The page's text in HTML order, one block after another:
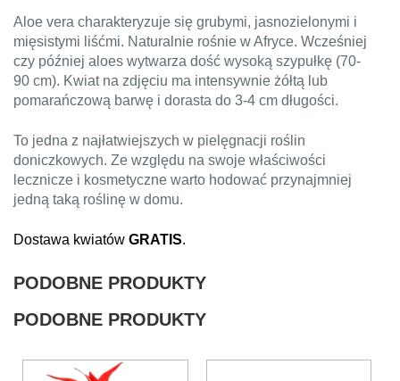
Aloe vera charakteryzuje się grubymi, jasnozielonymi i
mięsistymi liśćmi. Naturalnie rośnie w Afryce. Wcześniej
czy później aloes wytwarza dość wysoką szypułkę (70-
90 cm). Kwiat na zdjęciu ma intensywnie żółtą lub
pomarańczową barwę i dorasta do 3-4 cm długości.
To jedna z najłatwiejszych w pielęgnacji roślin
doniczkowych. Ze względu na swoje właściwości
lecznicze i kosmetyczne warto hodować przynajmniej
jedną taką roślinę w domu.
Dostawa kwiatów GRATIS.
PODOBNE PRODUKTY
PODOBNE PRODUKTY